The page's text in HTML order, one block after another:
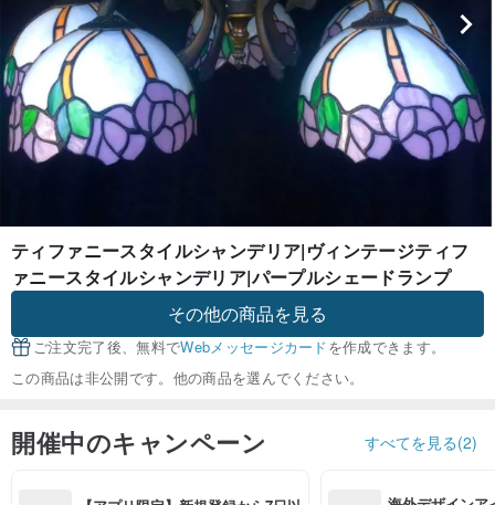
ティファニースタイルシャンデリア|ヴィンテージティフ
ァニースタイルシャンデリア|パープルシェードランプ
その他の商品を見る
ご注文完了後、無料でWebメッセージカードを作成できます。
この商品は非公開です。他の商品を選んでください。
開催中のキャンペーン すべてを見る(2)